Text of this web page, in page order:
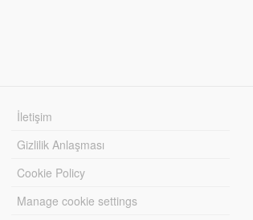
İletişim
Gizlilik Anlaşması
Cookie Policy
Manage cookie settings